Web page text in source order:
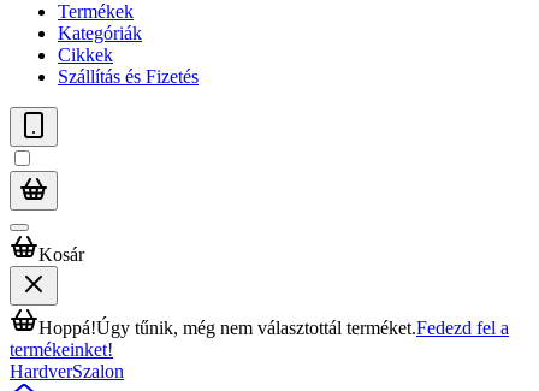
Termékek
Kategóriák
Cikkek
Szállítás és Fizetés
Kosár
Hoppá!Úgy tűnik, még nem választottál terméket.Fedezd fel a
termékeinket!
HardverSzalon